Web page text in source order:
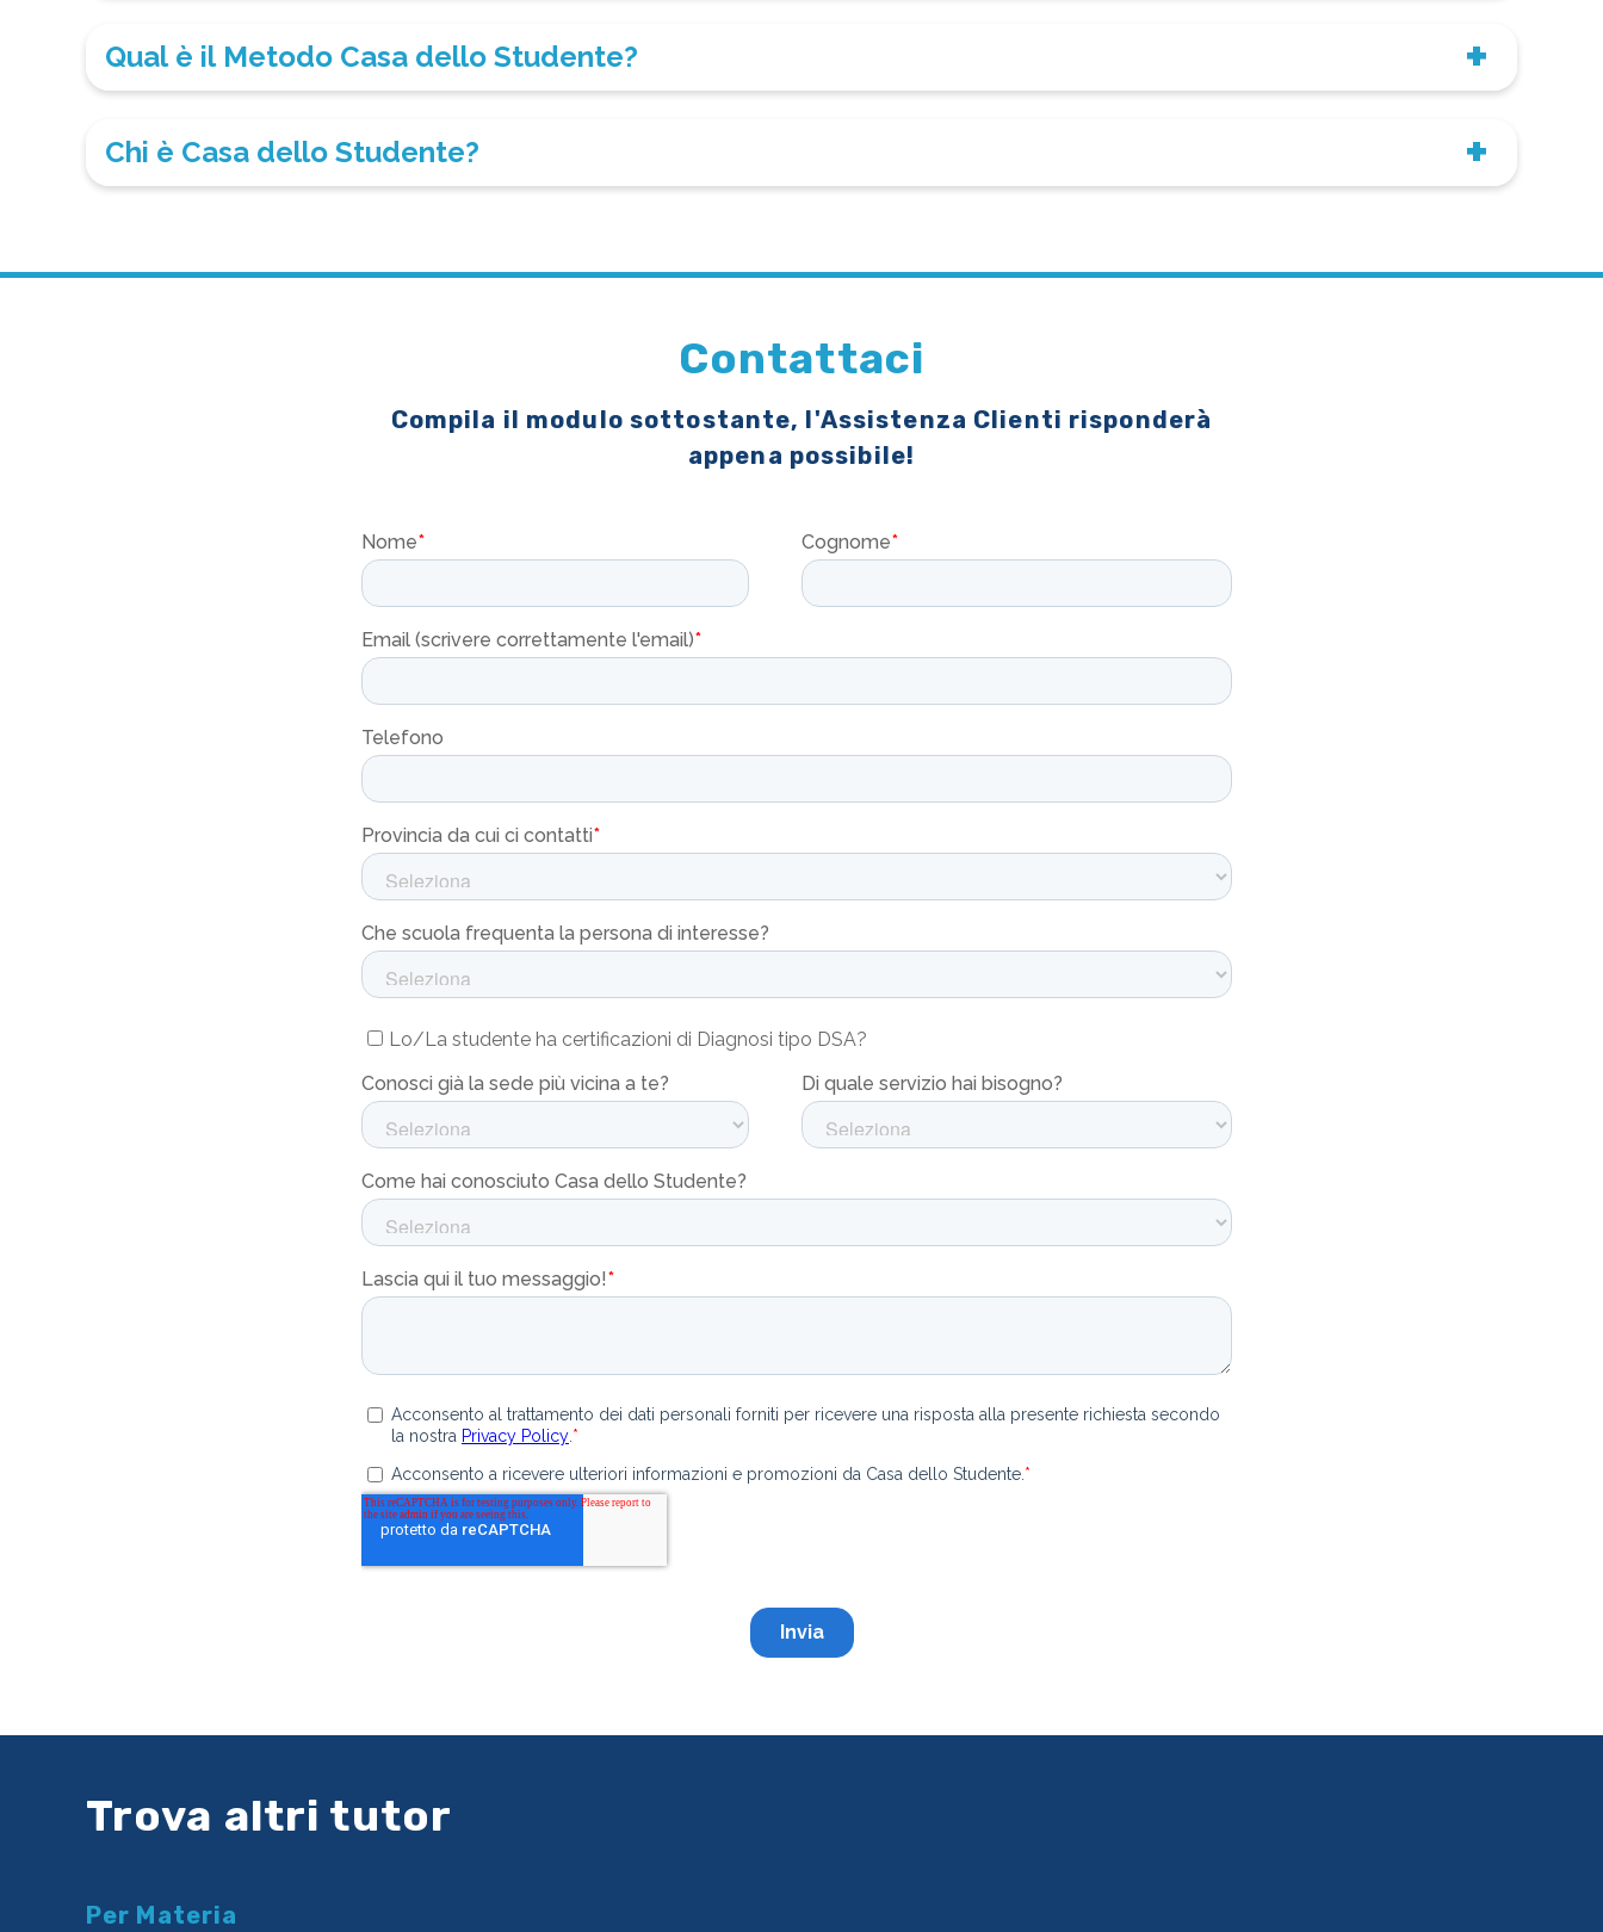
Qual è il Metodo Casa dello Studente?
Chi è Casa dello Studente?
Contattaci
Compila il modulo sottostante, l'Assistenza Clienti risponderà
appena possibile!
Trova altri tutor
Per Materia